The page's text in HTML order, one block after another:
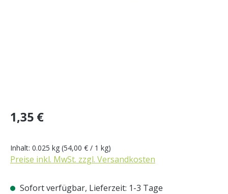
Regulärer Preis:
1,35 €
Inhalt: 0.025 kg (54,00 € / 1 kg)
Preise inkl. MwSt. zzgl. Versandkosten
Sofort verfügbar, Lieferzeit: 1-3 Tage